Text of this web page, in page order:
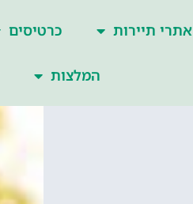
אתרי תיירות כרטיסים
המלצות